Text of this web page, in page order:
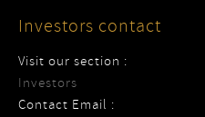
Investors contact
Visit our section :
Investors
Contact Email :